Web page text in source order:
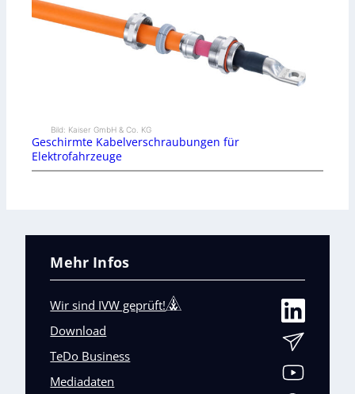
Bild: Kaiser GmbH & Co. KG
Geschirmte Kabelverschraubungen für
Elektrofahrzeuge
Mehr Infos
Wir sind IVW geprüft!
Download
TeDo Business
Mediadaten